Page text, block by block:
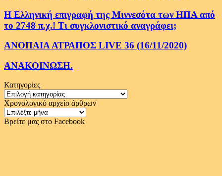
Η Ελληνική επιγραφή της Μιννεσότα των ΗΠΑ από
το 2748 π.χ.! Τι συγκλονιστικό αναγράφει;
ΑΝΟΠΑΙΑ ΑΤΡΑΠΟΣ LIVE 36 (16/11/2020)
ΑΝΑΚΟΙΝΩΣΗ.
Κατηγορίες
Κατηγορίες
Χρονολογικό αρχείο άρθρων
Χρονολογικό
αρχείο
Βρείτε μας στο Facebook